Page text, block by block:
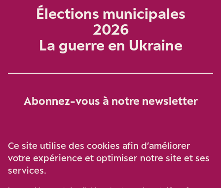
Élections municipales
2026
La guerre en Ukraine
Abonnez-vous à notre newsletter
Ce site utilise des cookies afin d’améliorer
votre expérience et optimiser notre site et ses
services.